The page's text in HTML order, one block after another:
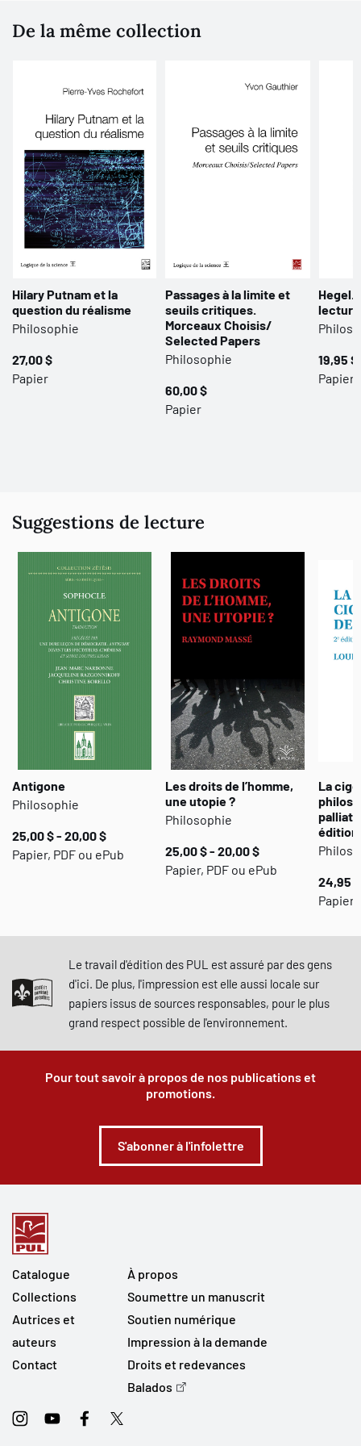
De la même collection
Hilary Putnam et la
question du réalisme
Philosophie
27,00 $
Papier
Passages à la limite et
seuils critiques.
Morceaux Choisis/
Selected Papers
Philosophie
60,00 $
Papier
Hegel.
19,95 $
Papier
Suggestions de lecture
Antigone
Philosophie
25,00 $ - 20,00 $
Papier, PDF ou ePub
Les droits de l’homme,
une utopie ?
Philosophie
25,00 $ - 20,00 $
Papier, PDF ou ePub
La
24,95
Papier
Le travail d'édition des PUL est assuré par des gens
d'ici. De plus, l'impression est elle aussi locale sur
papiers issus de sources responsables, pour le plus
grand respect possible de l'environnement.
Pour tout savoir à propos de nos publications et
promotions.
S'abonner à l'infolettre
Catalogue
Collections
Autrices et
auteurs
Contact
À propos
Soumettre un manuscrit
Soutien numérique
Impression à la demande
Droits et redevances
Balados
InstagramYoutubeFacebookTwitter